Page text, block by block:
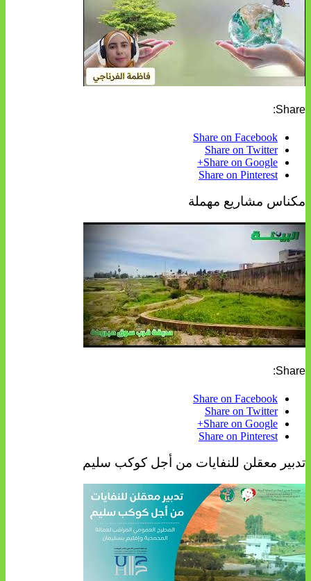
Share:
Share on Facebook
Share on Twitter
Share on Google+
Share on Pinterest
مكناس مشاريع مهملة
Share:
Share on Facebook
Share on Twitter
Share on Google+
Share on Pinterest
تدبير معقلن للنفايات من أجل كوكب سليم